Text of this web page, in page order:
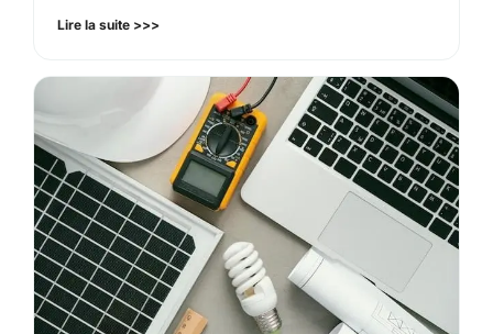
Lire la suite >>>